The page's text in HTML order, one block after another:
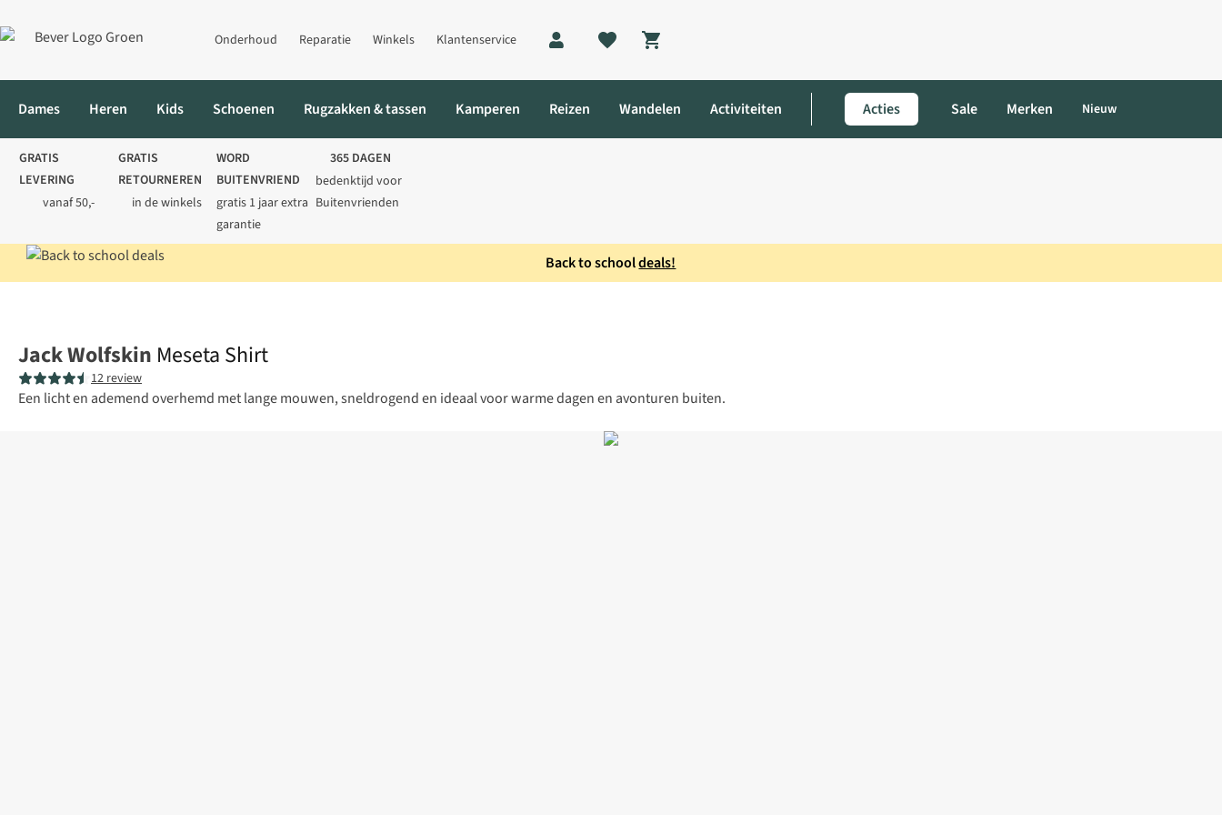
Onderhoud Reparatie Winkels Klantenservice
Shopping cart
Dames Heren Kids Schoenen Rugzakken & tassen Kamperen Reizen Wandelen Activiteiten Acties Sale Merken Nieuw
GRATIS
LEVERING
vanaf 50,-
GRATIS
RETOURNEREN
in de winkels
WORD
BUITENVRIEND
gratis 1 jaar extra
garantie
365 DAGEN
bedenktijd voor
Buitenvrienden
Back to schooldeals!
Jack Wolfskin Meseta Shirt
12 review
Een licht en ademend overhemd met lange mouwen, sneldrogend en ideaal voor warme dagen en avonturen buiten.